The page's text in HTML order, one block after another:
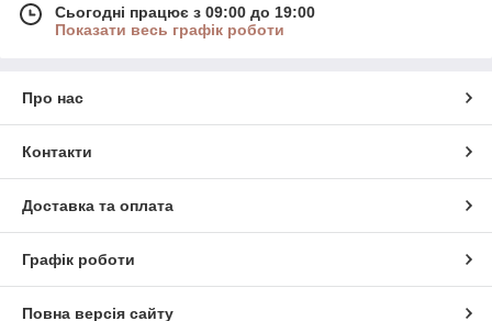
Сьогодні працює з 09:00 до 19:00
Показати весь графік роботи
Про нас
Контакти
Доставка та оплата
Графік роботи
Повна версія сайту